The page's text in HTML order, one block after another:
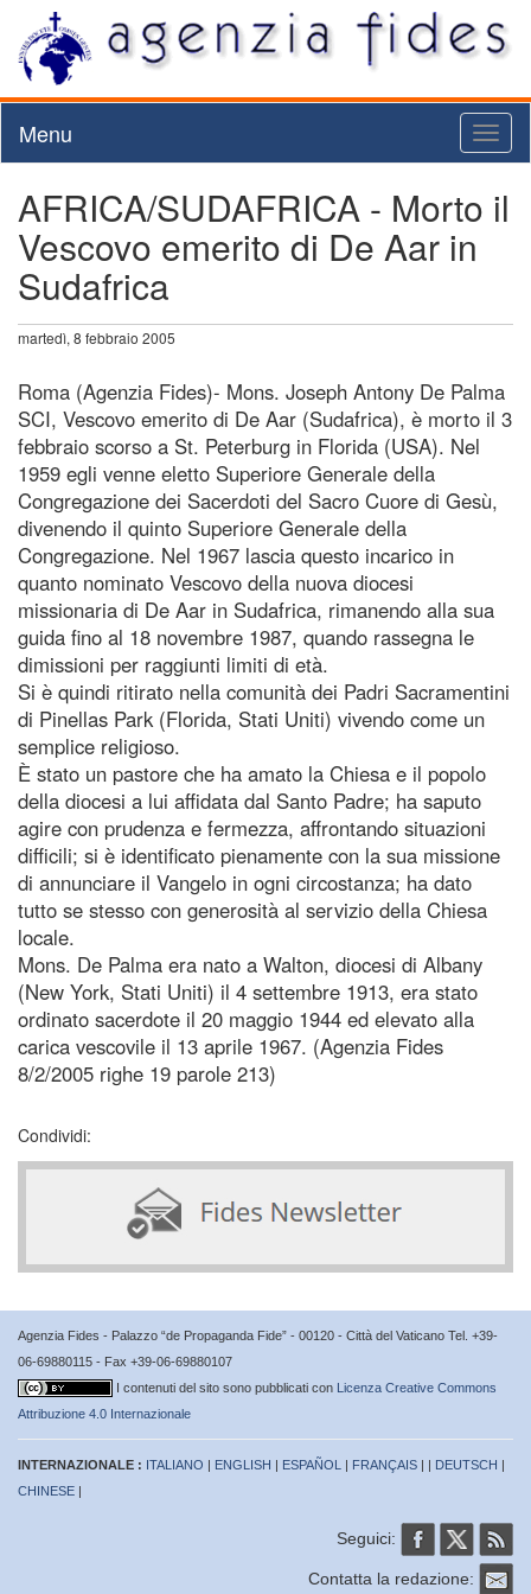
Menu
AFRICA/SUDAFRICA - Morto il
Vescovo emerito di De Aar in
Sudafrica
martedì, 8 febbraio 2005
Roma (Agenzia Fides)- Mons. Joseph Antony De Palma
SCI, Vescovo emerito di De Aar (Sudafrica), è morto il 3
febbraio scorso a St. Peterburg in Florida (USA). Nel
1959 egli venne eletto Superiore Generale della
Congregazione dei Sacerdoti del Sacro Cuore di Gesù,
divenendo il quinto Superiore Generale della
Congregazione. Nel 1967 lascia questo incarico in
quanto nominato Vescovo della nuova diocesi
missionaria di De Aar in Sudafrica, rimanendo alla sua
guida fino al 18 novembre 1987, quando rassegna le
dimissioni per raggiunti limiti di età.
Si è quindi ritirato nella comunità dei Padri Sacramentini
di Pinellas Park (Florida, Stati Uniti) vivendo come un
semplice religioso.
È stato un pastore che ha amato la Chiesa e il popolo
della diocesi a lui affidata dal Santo Padre; ha saputo
agire con prudenza e fermezza, affrontando situazioni
difficili; si è identificato pienamente con la sua missione
di annunciare il Vangelo in ogni circostanza; ha dato
tutto se stesso con generosità al servizio della Chiesa
locale.
Mons. De Palma era nato a Walton, diocesi di Albany
(New York, Stati Uniti) il 4 settembre 1913, era stato
ordinato sacerdote il 20 maggio 1944 ed elevato alla
carica vescovile il 13 aprile 1967. (Agenzia Fides
8/2/2005 righe 19 parole 213)
Condividi:
Agenzia Fides - Palazzo “de Propaganda Fide” - 00120 - Città del Vaticano Tel. +39-
06-69880115 - Fax +39-06-69880107
I contenuti del sito sono pubblicati con Licenza Creative Commons
Attribuzione 4.0 Internazionale
INTERNAZIONALE : ITALIANO | ENGLISH | ESPAÑOL | FRANÇAIS | | DEUTSCH |
CHINESE |
Seguici:
Contatta la redazione: